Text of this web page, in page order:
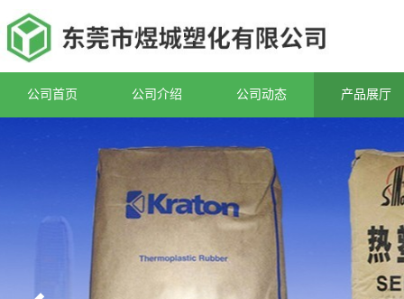
公司首页 公司介绍 公司动态 产品展厅